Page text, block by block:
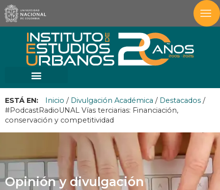
ESTÁ EN: Inicio / Divulgación Académica / Destacados /
#PodcastRadioUNAL Vías terciarias: Financiación,
conservación y competitividad
Opinión y divulgación